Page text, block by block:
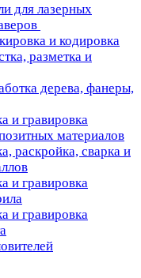
для лазерных
и кодировка
разметка и
дерева, фанеры,
и гравировка
материалов
раскройка, сварка и
и гравировка
и гравировка